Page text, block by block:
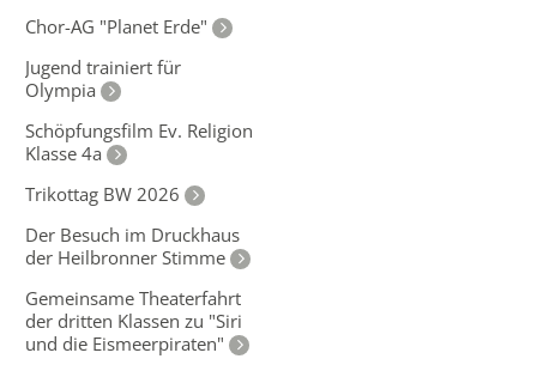
Chor-AG "Planet Erde"
Jugend trainiert für
Olympia
Schöpfungsfilm Ev. Religion
Klasse 4a
Trikottag BW 2026
Der Besuch im Druckhaus
der Heilbronner Stimme
Gemeinsame Theaterfahrt
der dritten Klassen zu "Siri
und die Eismeerpiraten"